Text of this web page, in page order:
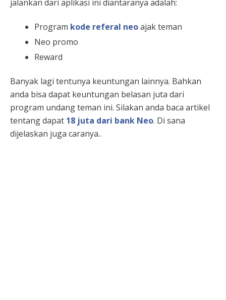
jalankan dari aplikasi ini diantaranya adalah:
Program kode referal neoajak teman
Neo promo
Reward
Banyak lagi tentunya keuntungan lainnya. Bahkan
anda bisa dapat keuntungan belasan juta dari
program undang teman ini. Silakan anda baca artikel
tentang dapat 18 juta dari bank Neo. Di sana
dijelaskan juga caranya..